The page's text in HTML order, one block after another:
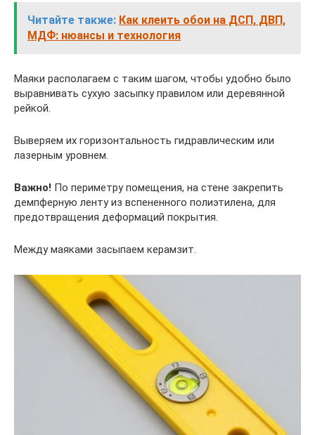
Читайте также: Как клеить обои на ДСП, ДВП,
МДФ: нюансы и технология
Маяки располагаем с таким шагом, чтобы удобно было
выравнивать сухую засыпку правилом или деревянной
рейкой.
Выверяем их горизонтальность гидравлическим или
лазерным уровнем.
Важно! По периметру помещения, на стене закрепить
демпферную ленту из вспененного полиэтилена, для
предотвращения деформаций покрытия.
Между маяками засыпаем керамзит.